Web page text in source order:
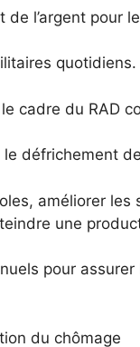
de l’argent pour
quotidiens.
cadre du RAD
le défrichement
améliorer
une
pour
du chômage